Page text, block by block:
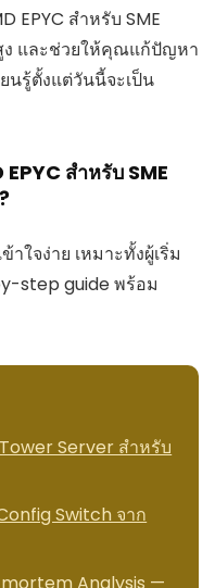
EPYC สำหรับ SME
ง และช่วยให้คุณแก้ปัญหา
นรู้ตั้งแต่วันนี้จะเป็น
สำหรับ SME
ใจง่าย เหมาะทั้งผู้เริ่ม
step guide พร้อม
Server สำหรับ
Switch จาก
Analysis —